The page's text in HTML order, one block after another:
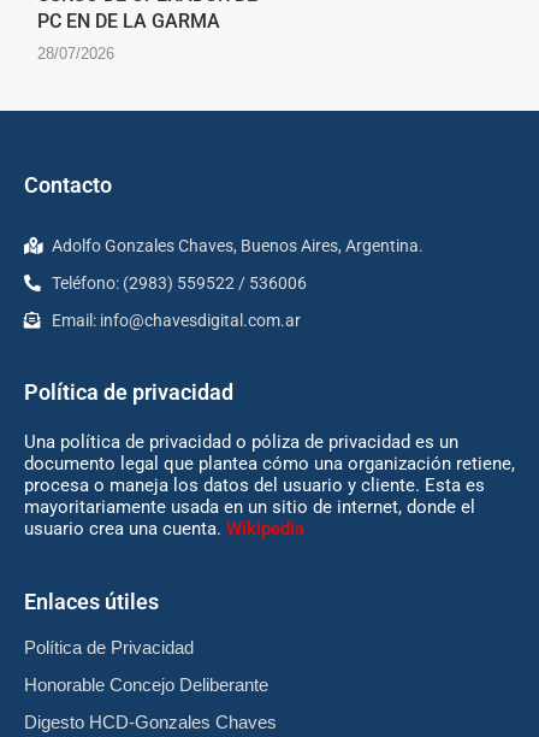
PC EN DE LA GARMA
28/07/2026
Contacto
Adolfo Gonzales Chaves, Buenos Aires, Argentina.
Teléfono: (2983) 559522 / 536006
Email: info@chavesdigital.com.ar
Política de privacidad
Una política de privacidad o póliza de privacidad es un
documento legal que plantea cómo una organización retiene,
procesa o maneja los datos del usuario y cliente. Esta es
mayoritariamente usada en un sitio de internet, donde el
usuario crea una cuenta. Wikipedia
Enlaces útiles
Política de Privacidad
Honorable Concejo Deliberante
Digesto HCD-Gonzales Chaves